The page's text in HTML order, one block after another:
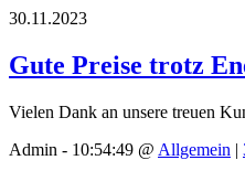
30.11.2023
Gute Preise trotz
Vielen Dank an unsere treuen
Admin - 10:54:49 @ Allgemein |